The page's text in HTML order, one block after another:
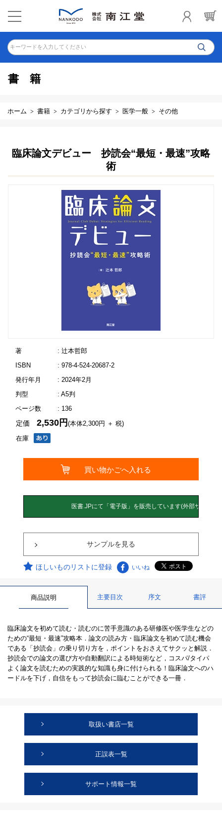
キーワードを入力してください
書籍
ホーム 書籍 カテゴリから探す 医学一般 その他
臨床論文デビュー 抄読会“最短・最速”攻略
術
著
: 辻本哲郎
ISBN
: 978-4-524-20687-2
発行年月
: 2024年2月
判型
: A5判
ページ数
: 136
在庫
定価2,530円(本体2,300円 ＋ 税)
サンプルを見る
ほしいものリストに登録 いいね
商品説明 主要目次 序文 書評
臨床論文を初めて読む・読むのに苦手意識のある研修医や医学生などの
ための“最短・最速”攻略本．論文の読み方・臨床論文を初めて読む機会
である「抄読会」の乗り切り方を，ポイントをおさえてサクッと解説．
抄読会での論文の選び方や自動翻訳による時短術など，コスパ/タイパ
よく論文を読むための実践的な知識も身に付けられる！臨床論文へのハ
ードルを下げ，自信をもって抄読会に臨むことができる一冊．
取扱い書店一覧
正誤表一覧
サポート情報一覧